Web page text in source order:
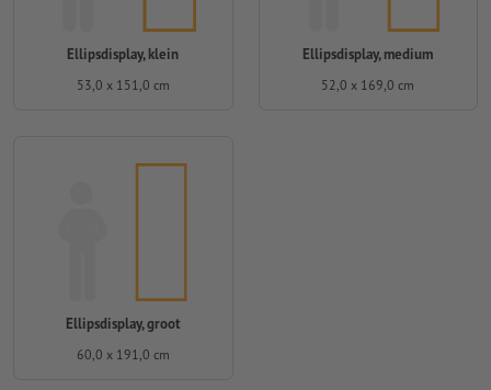
Ellipsdisplay, klein
53,0 x 151,0 cm
Ellipsdisplay, medium
52,0 x 169,0 cm
Ellipsdisplay, groot
60,0 x 191,0 cm